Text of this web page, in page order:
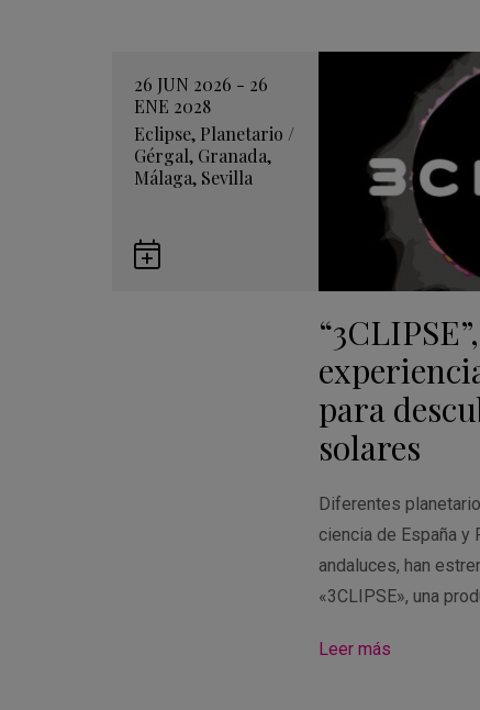
26 JUN 2026 - 26
ENE 2028
Eclipse, Planetario /
Gérgal, Granada,
Málaga, Sevilla
para
solares
Diferentes
ciencia de España
andaluces, han
«3CLIPSE», una
Leer más